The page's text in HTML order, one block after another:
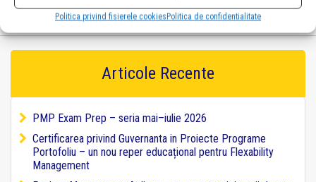
Politica privind fisierele cookiesPolitica de confidentialitate
înapoi la pagina principală|înapoi la toate articolele
Articole Recente
PMP Exam Prep – seria mai–iulie 2026
Certificarea privind Guvernanta in Proiecte Programe
Portofoliu – un nou reper educațional pentru Flexability
Management